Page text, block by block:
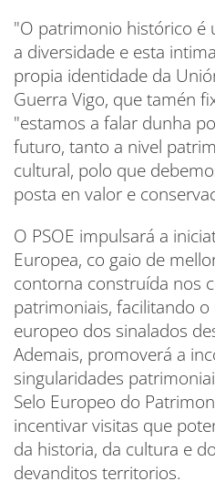
"O patrimonio histórico é
a diversidade e esta
propia identidade da
Guerra Vigo, que tamén
"estamos a falar dunha
futuro, tanto a nivel
cultural, polo que
posta en valor e
O PSOE impulsará a
Europea, co gaio de
contorna construída nos
patrimoniais, facilitando
europeo dos sinalados
Ademais, promoverá a
singularidades
Selo Europeo do
incentivar visitas que
da historia, da cultura e
devanditos territorios.